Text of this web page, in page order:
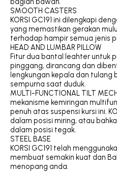
SMOOTH CASTERS
KORSI GC191 ini dilengkapi
yang memastikan gerakan
terhadap hampir semua jenis
HEAD AND LUMBAR PILLOW
Fitur dua bantal leahter untuk
pinggang, dirancang dan
lengkungan kepala dan tulang
sempurna saat duduk.
MULTI-FUNCTIONAL TILT
mekanisme kemiringan
penuh atas suspensi kursi ini.
dalam posisi miring, atau
dalam posisi tegak.
STEEL BASE
KORSI GC191 telah
membuat semakin kuat dan
menopang anda.